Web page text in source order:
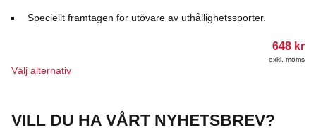
olika
Speciellt framtagen för utövare av uthållighetssporter.
648 kr
exkl. moms
Välj alternativDen
flera
VILL DU HA VÅRT NYHETSBREV?